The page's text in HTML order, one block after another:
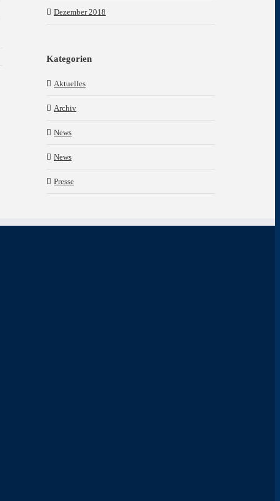
Dezember 2018
Kategorien
Aktuelles
Archiv
News
News
Presse